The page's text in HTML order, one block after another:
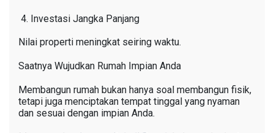
Investasi Jangka Panjang
Nilai properti meningkat seiring waktu.
Saatnya Wujudkan Rumah Impian Anda
Membangun rumah bukan hanya soal membangun fisik,
tetapi juga menciptakan tempat tinggal yang nyaman
dan sesuai dengan impian Anda.